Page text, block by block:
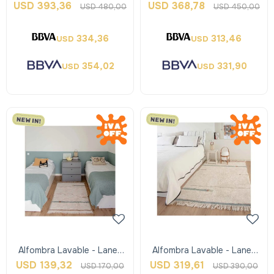
- Lorena Canals
USD 393,36 USD480,00
USD 334,36
USD 354,02
Fantasy - Lorena Canals
USD 368,78 USD450,00
USD 313,46
USD 331,90
Alfombra Lavable - Lanes
Vintage Nude Blue - Xs -
USD 139,32 USD170,00
Alfombra Lavable - Lanes
Vintage Nude Blue - M -
USD 319,61 USD390,00